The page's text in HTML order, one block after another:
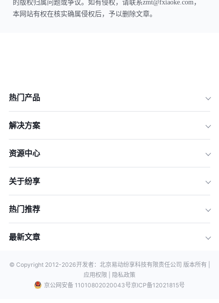
的版权归属问题或争议。如有侵权，请联系zmt@fxiaoke.com，
本网站有权在核实确属侵权后，予以删除文章。
热门产品
解决方案
资源中心
关于纷享
热门推荐
最新文章
© Copyright 2012-2026开发者：北京易动纷享科技有限责任公司 版本所有 |
应用权限 |
隐私政策
京公网安备 11010802020043号京ICP备12021815号